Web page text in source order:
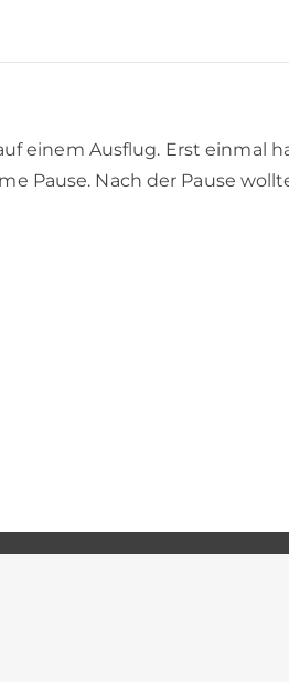
einem Ausflug. Erst einmal
Pause. Nach der Pause